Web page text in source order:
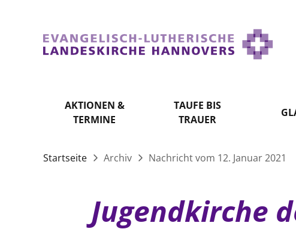
AKTIONEN &
TERMINE
TAUFE BIS
TRAUER
Startseite Archiv Nachricht vom 12. Januar 2021
Jugendkirche